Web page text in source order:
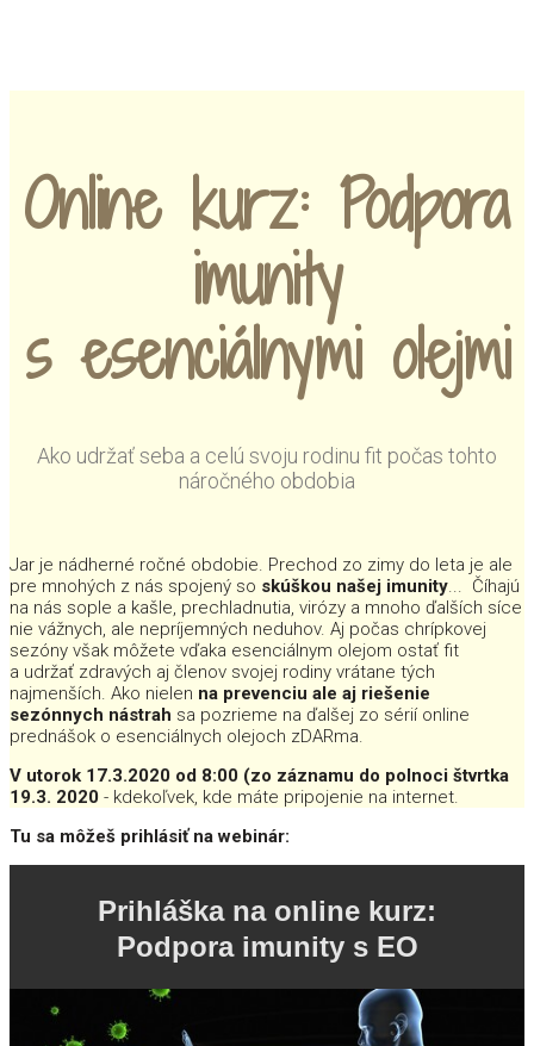
Online kurz: Podpora
imunity
s esenciálnymi olejmi
Ako udržať seba a celú svoju rodinu fit počas tohto
náročného obdobia
Jar je nádherné ročné obdobie. Prechod zo zimy do leta je ale
pre mnohých z nás spojený so skúškou našej imunity... Číhajú
na nás sople a kašle, prechladnutia, virózy a mnoho ďalších síce
nie vážnych, ale nepríjemných neduhov. Aj počas chrípkovej
sezóny však môžete vďaka esenciálnym olejom ostať fit
a udržať zdravých aj členov svojej rodiny vrátane tých
najmenších. Ako nielen na prevenciu ale aj riešenie
sezónnych nástrah sa pozrieme na ďalšej zo sérií online
prednášok o esenciálnych olejoch zDARma.
V utorok 17.3.2020 od 8:00 (zo záznamu do polnoci štvrtka
19.3. 2020 - kdekoľvek, kde máte pripojenie na internet.
Tu sa môžeš prihlásiť na webinár:
Prihláška na online kurz:
Podpora imunity s EO